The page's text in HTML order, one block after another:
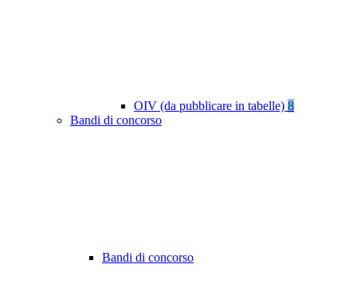
OIV (da pubblicare in tabelle) 8
Bandi di concorso
Bandi di concorso